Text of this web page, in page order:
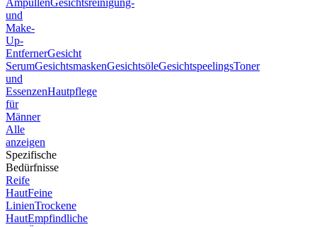
AmpullenGesichtsreinigung-
und
Make-
Up-
EntfernerGesicht
SerumGesichtsmaskenGesichtsöleGesichtspeelingsToner
und
EssenzenHautpflege
für
Männer
Alle
anzeigen
Spezifische
Bedürfnisse
Reife
HautFeine
LinienTrockene
HautEmpfindliche